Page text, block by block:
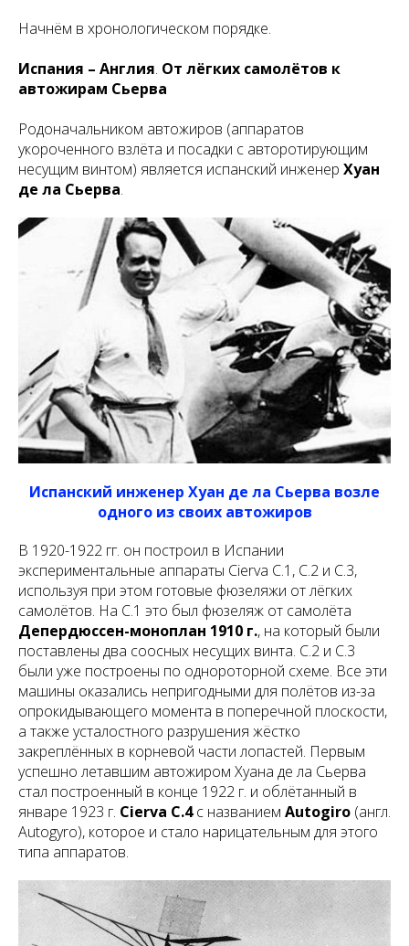
Начнём в хронологическом порядке.
Испания – Англия. От лёгких самолётов к
автожирам Сьерва
Родоначальником автожиров (аппаратов
укороченного взлёта и посадки с авторотирующим
несущим винтом) является испанский инженер Хуан
де ла Сьерва.
Испанский инженер Хуан де ла Сьерва возле
одного из своих автожиров
В 1920-1922 гг. он построил в Испании
экспериментальные аппараты Cierva С.1, С.2 и С.3,
используя при этом готовые фюзеляжи от лёгких
самолётов. На С.1 это был фюзеляж от самолёта
Депердюссен-моноплан 1910 г., на который были
поставлены два соосных несущих винта. С.2 и С.3
были уже построены по однороторной схеме. Все эти
машины оказались непригодными для полётов из-за
опрокидывающего момента в поперечной плоскости,
а также усталостного разрушения жёстко
закреплённых в корневой части лопастей. Первым
успешно летавшим автожиром Хуана де ла Сьерва
стал построенный в конце 1922 г. и облётанный в
январе 1923 г. Cierva С.4с названием Autogiro (англ.
Autogyro), которое и стало нарицательным для этого
типа аппаратов.